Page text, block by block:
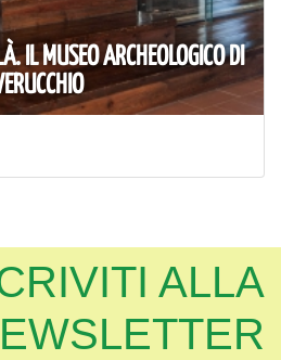
IL MUSEO ARCHEOLOGICO DI
ALLA